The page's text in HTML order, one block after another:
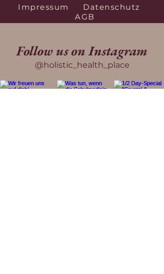
Impressum
Datenschutz
AGB
Follow us on Instagram
@holistic_health_place